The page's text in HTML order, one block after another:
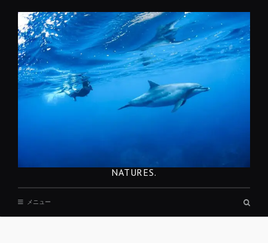
NATURES.
メニュー